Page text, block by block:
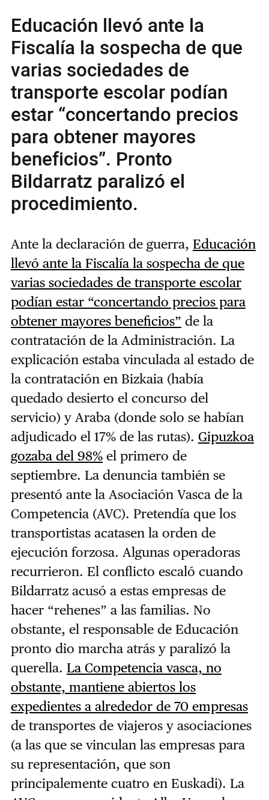
Educación llevó ante la
Fiscalía la sospecha de que
varias sociedades de
transporte escolar podían
estar “concertando precios
para obtener mayores
beneficios”. Pronto
Bildarratz paralizó el
procedimiento.
Ante la declaración de guerra, Educación
llevó ante la Fiscalía la sospecha de que
varias sociedades de transporte escolar
podían estar “concertando precios para
obtener mayores beneficios” de la
contratación de la Administración. La
explicación estaba vinculada al estado de
la contratación en Bizkaia (había
quedado desierto el concurso del
servicio) y Araba (donde solo se habían
adjudicado el 17% de las rutas). Gipuzkoa
gozaba del 98%el primero de
septiembre. La denuncia también se
presentó ante la Asociación Vasca de la
Competencia (AVC). Pretendía que los
transportistas acatasen la orden de
ejecución forzosa. Algunas operadoras
recurrieron. El conflicto escaló cuando
Bildarratz acusó a estas empresas de
hacer “rehenes” a las familias. No
obstante, el responsable de Educación
pronto dio marcha atrás y paralizó la
querella. La Competencia vasca, no
obstante, mantiene abiertos los
expedientes a alrededor de 70 empresas
de transportes de viajeros y asociaciones
(a las que se vinculan las empresas para
su representación, que son
principalemente cuatro en Euskadi). La